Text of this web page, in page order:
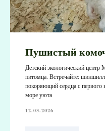
Пушистый
Детский экологический центр
питомца. Встречайте:
покоряющий сердца с
море уюта
12.03.2026